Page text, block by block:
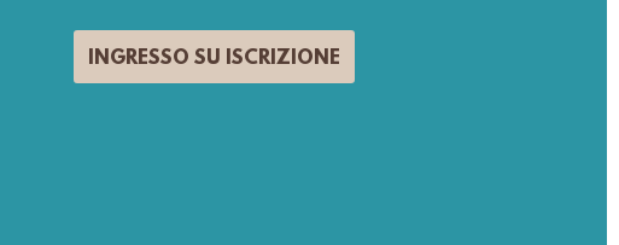
INGRESSO SU ISCRIZIONE